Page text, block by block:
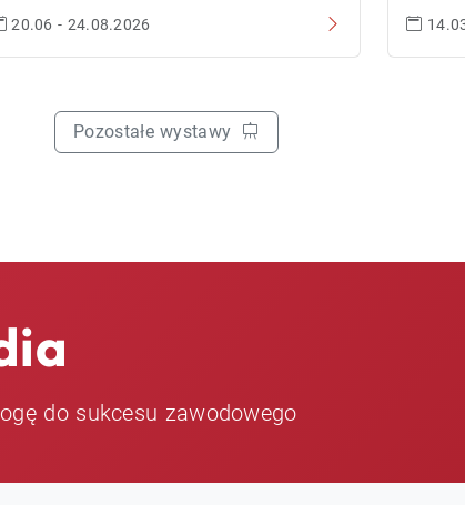
20.06 - 24.08.2026
Pozostałe wystawy
do sukcesu zawodowego